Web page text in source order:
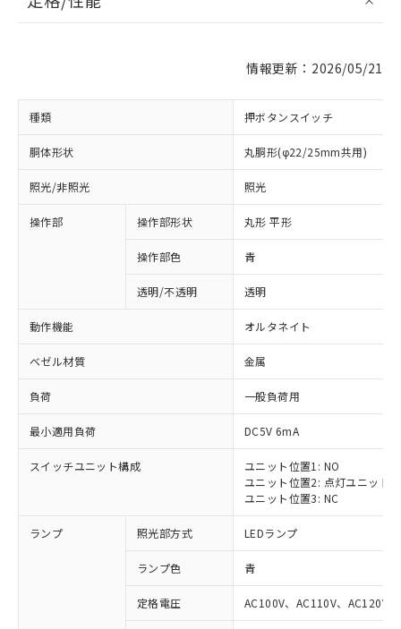
情報更新：2026/05/21
種類 押ボタンスイッチ
胴体形状 丸胴形(φ22/25mm共用)
照光/非照光 照光
操作部 操作部形状 丸形 平形
操作部色 青
透明/不透明 透明
動作機能 オルタネイト
ベゼル材質 金属
負荷 一般負荷用
最小適用負荷 DC5V 6mA
スイッチユニット構成
ユニット位置1: NO
ユニット位置2: 点灯ユニット
ユニット位置3: NC
ランプ 照光部方式 LEDランプ
ランプ色 青
定格電圧 AC100V、AC110V、AC120V